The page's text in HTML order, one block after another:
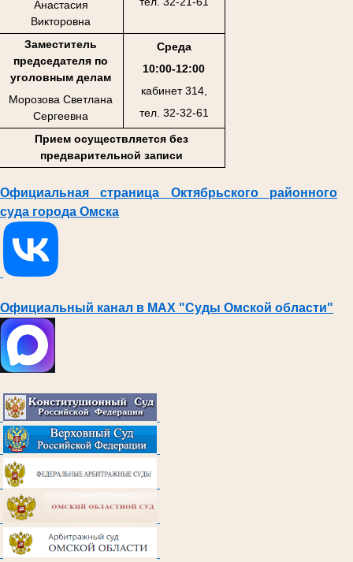
Анастасия
Викторовна
Заместитель
председателя по
уголовным делам
Морозова Светлана
Сергеевна
Среда
10:00-12:00
кабинет 314,
тел. 32-32-61
Прием осуществляется без
предварительной записи
Официальная страница Октябрьского районного
суда города Омска
Официальный канал в МАХ "Суды Омской области"